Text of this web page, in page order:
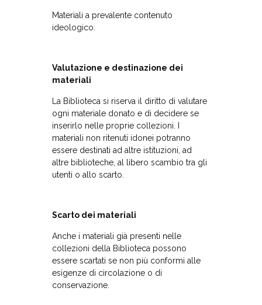
Materiali a prevalente contenuto
ideologico.
Valutazione e destinazione dei
materiali
La Biblioteca si riserva il diritto di valutare
ogni materiale donato e di decidere se
inserirlo nelle proprie collezioni. I
materiali non ritenuti idonei potranno
essere destinati ad altre istituzioni, ad
altre biblioteche, al libero scambio tra gli
utenti o allo scarto.
Scarto dei materiali
Anche i materiali già presenti nelle
collezioni della Biblioteca possono
essere scartati se non più conformi alle
esigenze di circolazione o di
conservazione.